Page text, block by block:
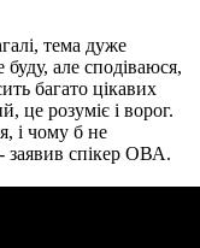
тема дуже
але сподіваюся,
багато цікавих
це розуміє і ворог.
і чому б не
заявив спікер ОВА.